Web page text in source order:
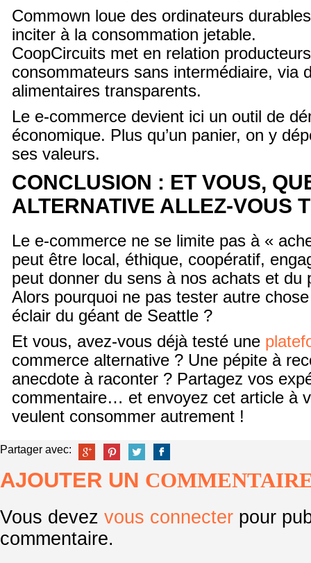
Commown loue des ordinateurs
inciter à la consommation jetable.
CoopCircuits met en relation
consommateurs sans intermédiaire, via
alimentaires transparents.
Le e-commerce devient ici un outil de
économique. Plus qu’un panier, on y
ses valeurs.
CONCLUSION : ET VOUS,
ALTERNATIVE ALLEZ-VOUS
Le e-commerce ne se limite pas à «
peut être local, éthique, coopératif,
peut donner du sens à nos achats et du
Alors pourquoi ne pas tester autre
éclair du géant de Seattle ?
Et vous, avez-vous déjà testé une
commerce alternative ? Une pépite à
anecdote à raconter ? Partagez vos
commentaire… et envoyez cet article à
veulent consommer autrement !
Partager avec:
AJOUTER UN
Vous devez vous connecter pour
commentaire.